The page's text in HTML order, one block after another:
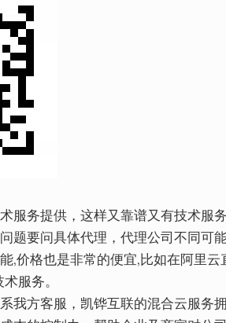
服务提供，这样又靠谱又有技术服
题要问具体代理，代理公司不同可
,价格也是非常的便宜,比如在阿里
服务。
我方客服，凯铧互联的混合云服务